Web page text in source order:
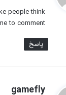
people think.
to comment!
پاسخ
gamefly